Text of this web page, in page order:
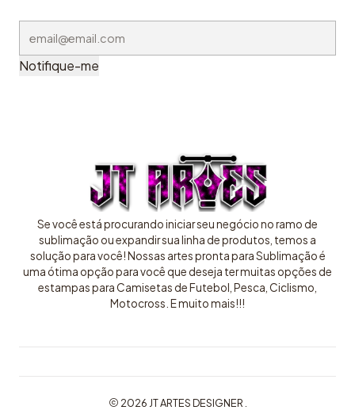
Notifique-me
Se você está procurando iniciar seu negócio no ramo de
sublimação ou expandir sua linha de produtos, temos a
solução para você! Nossas artes pronta para Sublimação é
uma ótima opção para você que deseja ter muitas opções de
estampas para Camisetas de Futebol, Pesca, Ciclismo,
Motocross. E muito mais!!!
2026 JT ARTES DESIGNER .